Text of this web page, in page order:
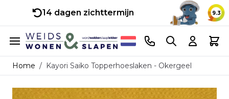
14 dagen zichttermijn 9.3
Ga naar de inhoud
Telefoonnummer
Search Cart
Home / Kayori Saiko Topperhoeslaken - Okergeel